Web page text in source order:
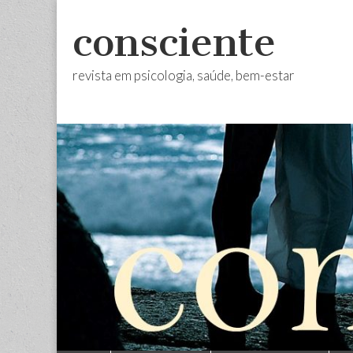
consciente
revista em psicologia, saúde, bem-estar